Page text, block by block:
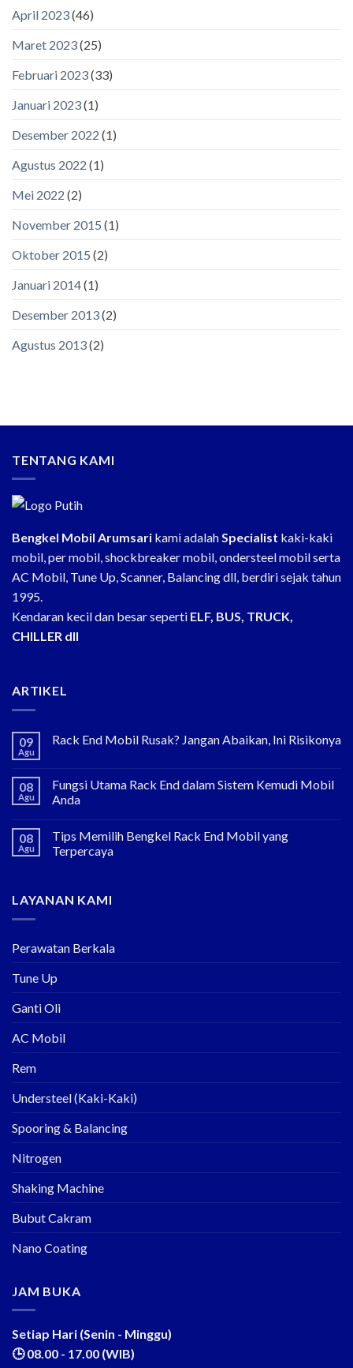
April 2023(46)
Maret 2023(25)
Februari 2023(33)
Januari 2023(1)
Desember 2022 (1)
Agustus 2022 (1)
Mei 2022 (2)
November 2015 (1)
Oktober 2015 (2)
Januari 2014(1)
Desember 2013(2)
Agustus 2013(2)
TENTANG KAMI
Bengkel Mobil Arumsari kami adalah Specialist kaki-kaki
mobil, per mobil, shockbreaker mobil, ondersteel mobil serta
AC Mobil, Tune Up, Scanner, Balancing dll, berdiri sejak tahun
1995.
Kendaran kecil dan besar seperti ELF, BUS, TRUCK,
CHILLER dll
ARTIKEL
09
Agu
Rack End Mobil Rusak? Jangan Abaikan, Ini Risikonya
08
Agu
Fungsi Utama Rack End dalam Sistem Kemudi Mobil
Anda
08
Agu
Tips Memilih Bengkel Rack End Mobil yang
Terpercaya
LAYANAN KAMI
Perawatan Berkala
Tune Up
Ganti Oli
AC Mobil
Rem
Understeel (Kaki-Kaki)
Spooring & Balancing
Nitrogen
Shaking Machine
Bubut Cakram
Nano Coating
JAM BUKA
Setiap Hari (Senin - Minggu)
🕒 08.00 - 17.00 (WIB)